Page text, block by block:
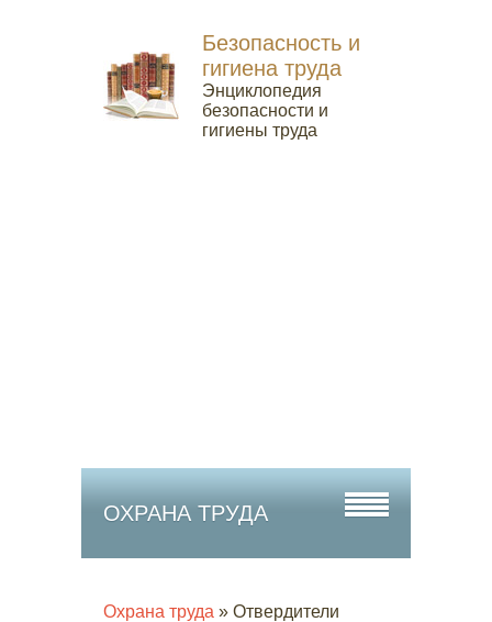
Безопасность и
гигиена труда
Энциклопедия
безопасности и
гигиены труда
ОХРАНА ТРУДА
Охрана труда » Отвердители